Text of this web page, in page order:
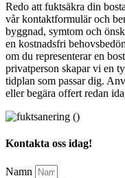
Redo att fuktsäkra din
vår kontaktformulär och
byggnad, symtom och
en kostnadsfri
om du representerar en
privatperson skapar vi en
tidplan som passar dig.
eller begära offert redan
Kontakta oss idag!
Namn